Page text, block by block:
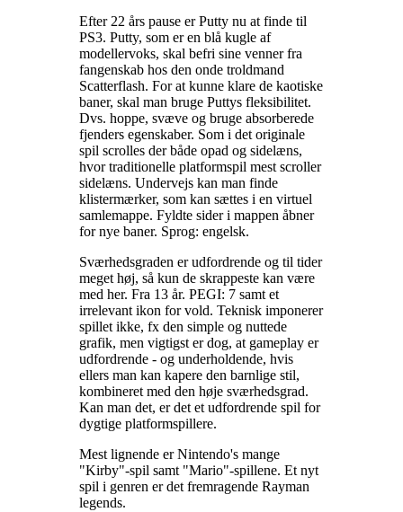
Efter 22 års pause er Putty nu at finde til
PS3. Putty, som er en blå kugle af
modellervoks, skal befri sine venner fra
fangenskab hos den onde troldmand
Scatterflash. For at kunne klare de kaotiske
baner, skal man bruge Puttys fleksibilitet.
Dvs. hoppe, svæve og bruge absorberede
fjenders egenskaber. Som i det originale
spil scrolles der både opad og sidelæns,
hvor traditionelle platformspil mest scroller
sidelæns. Undervejs kan man finde
klistermærker, som kan sættes i en virtuel
samlemappe. Fyldte sider i mappen åbner
for nye baner. Sprog: engelsk.
Sværhedsgraden er udfordrende og til tider
meget høj, så kun de skrappeste kan være
med her. Fra 13 år. PEGI: 7 samt et
irrelevant ikon for vold. Teknisk imponerer
spillet ikke, fx den simple og nuttede
grafik, men vigtigst er dog, at gameplay er
udfordrende - og underholdende, hvis
ellers man kan kapere den barnlige stil,
kombineret med den høje sværhedsgrad.
Kan man det, er det et udfordrende spil for
dygtige platformspillere.
Mest lignende er Nintendo's mange
"Kirby"-spil samt "Mario"-spillene. Et nyt
spil i genren er det fremragende Rayman
legends.